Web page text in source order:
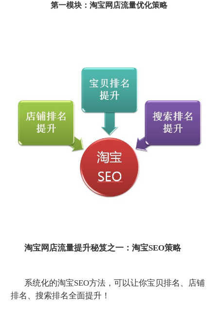
第一模块：淘宝网店流量优化策略
淘宝网店流量提升秘笈之一：淘宝SEO策略
系统化的淘宝SEO方法，可以让你宝贝排名、店铺
排名、搜索排名全面提升！